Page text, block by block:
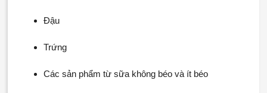
Đậu
Trứng
Các sản phẩm từ sữa không béo và ít béo